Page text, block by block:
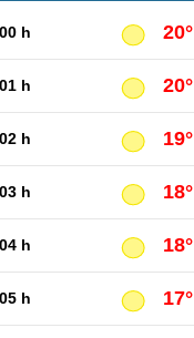
00 h 20°
01 h 20°
02 h 19°
03 h 18°
04 h 18°
05 h 17°